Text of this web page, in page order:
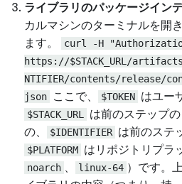
ライブラリのパッケージイン
カルマシンのターミナルを開
ます。
curl -H
https://$STACK_URL/
NTIFIER/contents/release/
json
ここで、 $TOKEN はユー
$STACK_URL
は前のステップの
の、
$IDENTIFIER は前のステ
$PLATFORM はリポジトリプラ
noarch
linux-64 ）です。